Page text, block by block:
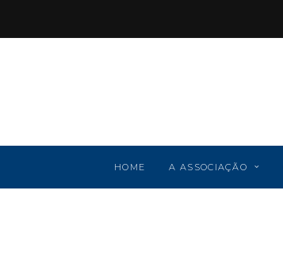
HOME A ASSOCIAÇÃO